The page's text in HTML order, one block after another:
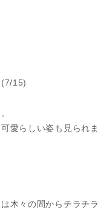
(7/15)
愛らしい姿も見られま
木々の間からチラチラ